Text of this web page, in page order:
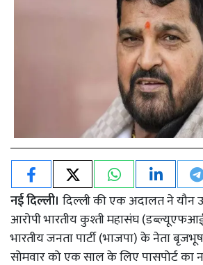
नई दिल्ली। दिल्ली की एक अदालत ने यौन
आरोपी भारतीय कुश्ती महासंघ
भारतीय जनता पार्टी (भाजपा) के नेता
सोमवार को एक साल के लिए पासपोर्ट का